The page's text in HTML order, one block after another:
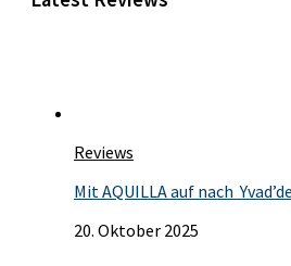
Reviews
Mit AQUILLA auf nach
20. Oktober 2025